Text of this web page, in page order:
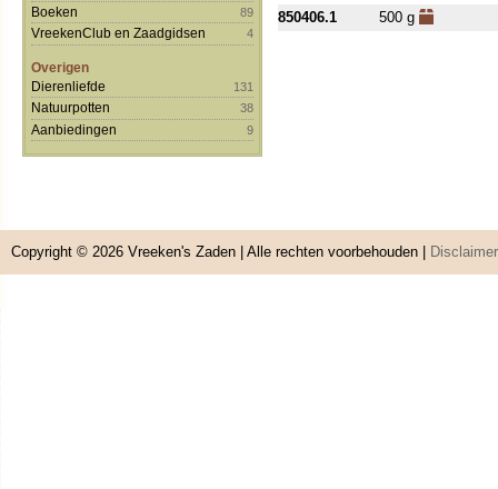
Boeken 89
VreekenClub en Zaadgidsen 4
Overigen
Dierenliefde
131
Natuurpotten 38
Aanbiedingen 9
850406.1 500 g
Copyright © 2026 Vreeken's Zaden | Alle rechten voorbehouden | Disclaimer